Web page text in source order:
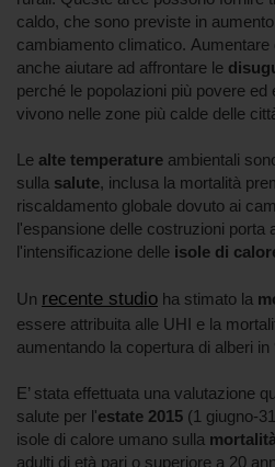
caldo, che sono previste in
cambiamento climatico.
anche aiutare ad affrontare le
perché le popolazioni più povere
vivono nelle zone più calde delle
Le alte temperature ambientali
sulla salute, inclusa la mortalità
riscaldamento globale dovuto ai
l'espansione delle costruzioni porta
l'intensificazione delle isole di
Un recente studio ha stimato la
essere attribuita alle UHI e la
aumentando la copertura di alberi in
E’ stata effettuata una valutazione
salute per l'estate 2015 (1 giugno-
isole di calore umano sulla
adulti di età pari o superiore a 20